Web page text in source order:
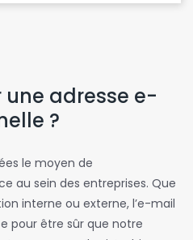
une adresse e-
?
le moyen de
au sein des entreprises. Que
interne ou externe, l’e-mail
pour être sûr que notre